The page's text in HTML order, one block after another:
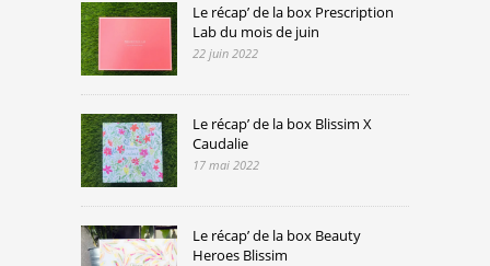
Le récap’ de la box Prescription
Lab du mois de juin
22 juin 2022
Le récap’ de la box Blissim X
Caudalie
17 mai 2022
Le récap’ de la box Beauty
Heroes Blissim